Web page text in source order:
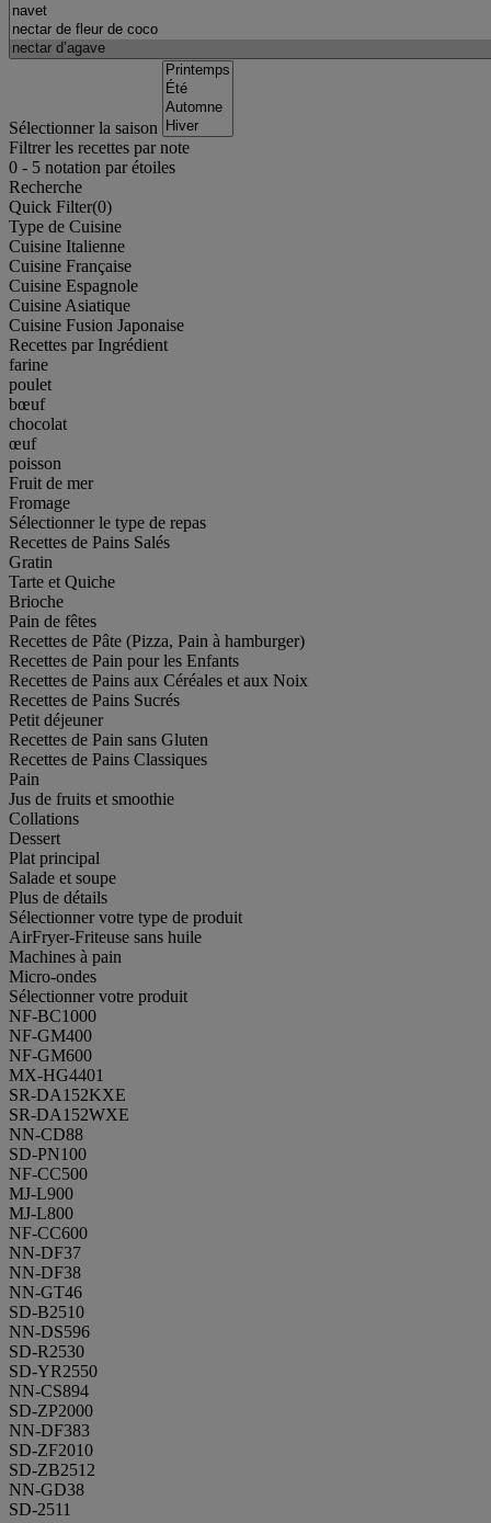
Sélectionner la saison
Filtrer les recettes par note
0 - 5 notation par étoiles
Recherche
Quick Filter(0)
Type de Cuisine
Cuisine Italienne
Cuisine Française
Cuisine Espagnole
Cuisine Asiatique
Cuisine Fusion Japonaise
Recettes par Ingrédient
farine
poulet
bœuf
chocolat
œuf
poisson
Fruit de mer
Fromage
Sélectionner le type de repas
Recettes de Pains Salés
Gratin
Tarte et Quiche
Brioche
Pain de fêtes
Recettes de Pâte (Pizza, Pain à hamburger)
Recettes de Pain pour les Enfants
Recettes de Pains aux Céréales et aux Noix
Recettes de Pains Sucrés
Petit déjeuner
Recettes de Pain sans Gluten
Recettes de Pains Classiques
Pain
Jus de fruits et smoothie
Collations
Dessert
Plat principal
Salade et soupe
Plus de détails
Sélectionner votre type de produit
AirFryer-Friteuse sans huile
Machines à pain
Micro-ondes
Sélectionner votre produit
NF-BC1000
NF-GM400
NF-GM600
MX-HG4401
SR-DA152KXE
SR-DA152WXE
NN-CD88
SD-PN100
NF-CC500
MJ-L900
MJ-L800
NF-CC600
NN-DF37
NN-DF38
NN-GT46
SD-B2510
NN-DS596
SD-R2530
SD-YR2550
NN-CS894
SD-ZP2000
NN-DF383
SD-ZF2010
SD-ZB2512
NN-GD38
SD-2511